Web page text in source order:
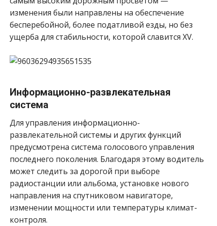
изменения были направлены на обеспечение
бесперебойной, более податливой езды, но без
ущерба для стабильности, которой славится XV.
Информационно-развлекательная
система
Для управления информационно-
развлекательной системы и других функций
предусмотрена система голосового управления
последнего поколения. Благодаря этому водитель
может следить за дорогой при выборе
радиостанции или альбома, установке нового
направления на спутниковом навигаторе,
изменении мощности или температуры климат-
контроля.